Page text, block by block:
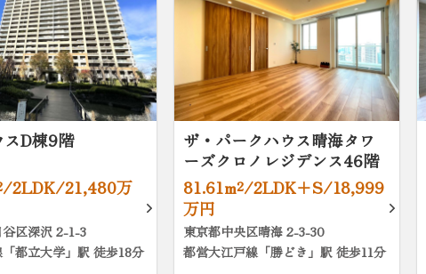
スD棟9階
2LDK/21,480万
区深沢 2-1-3
都立大学」駅 徒歩18分
ザ・パークハウス晴海タワ
ーズクロノレジデンス46階
81.61m²/2LDK+S/18,999
万円
東京都中央区晴海 2-3-30
都営大江戸線「勝どき」駅 徒歩11分